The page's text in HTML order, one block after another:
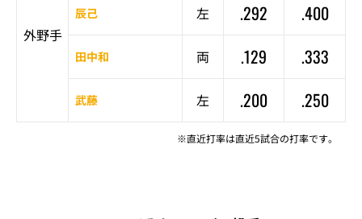
外野手
辰己 左 .292 .400
田中和 両 .129 .333
武藤 左 .200 .250
※直近打率は直近5試合の打率です。